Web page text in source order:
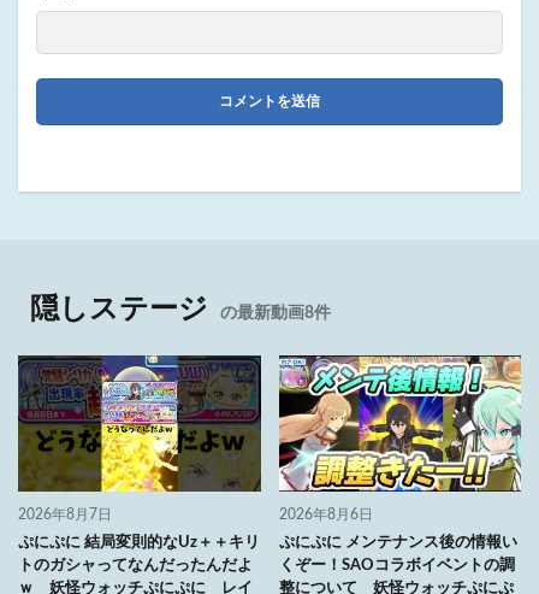
隠しステージ の最新動画8件
2026年8月7日
ぷにぷに 結局変則的なUz＋＋キリ
トのガシャってなんだったんだよ
ｗ 妖怪ウォッチぷにぷに レイ
2026年8月6日
ぷにぷに メンテナンス後の情報い
くぞー！SAOコラボイベントの調
整について 妖怪ウォッチぷにぷ